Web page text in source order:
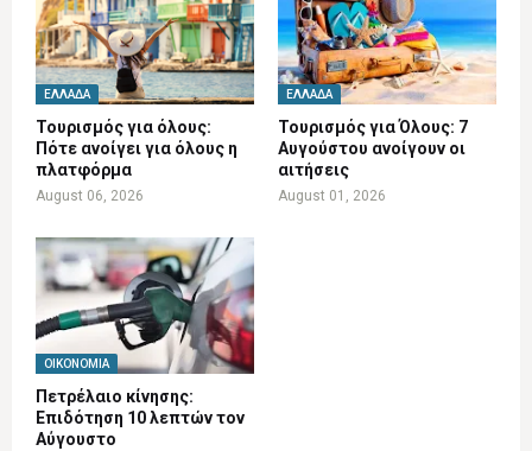
ΕΛΛΆΔΑ
Τουρισμός για όλους:
Πότε ανοίγει για όλους η
πλατφόρμα
August 06, 2026
ΕΛΛΆΔΑ
Τουρισμός για Όλους: 7
Αυγούστου ανοίγουν οι
αιτήσεις
August 01, 2026
ΟΙΚΟΝΟΜΊΑ
Πετρέλαιο κίνησης:
Επιδότηση 10 λεπτών τον
Αύγουστο